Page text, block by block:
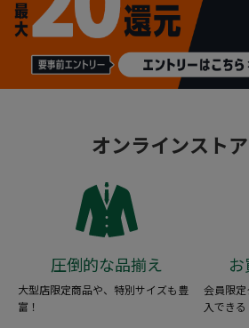
オンラインスト
圧倒的な品揃え
大型店限定商品や、特別サイズも豊
富！
会員限
入できる